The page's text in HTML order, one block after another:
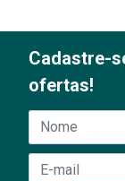
Cadastre-
ofertas!